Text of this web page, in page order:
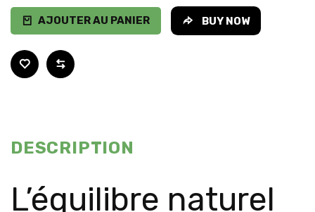
AJOUTER AU PANIER BUY NOW
DESCRIPTION
L’équilibre naturel